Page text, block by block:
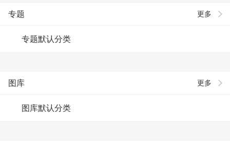
更多
专题
专题默认分类
更多
图库
图库默认分类